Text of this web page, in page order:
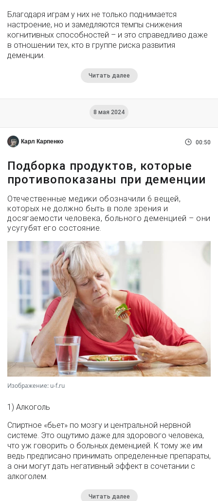
Благодаря играм у них не только поднимается
настроение, но и замедляются темпы снижения
когнитивных способностей – и это справедливо даже
в отношении тех, кто в группе риска развития
деменции.
Читать далее
8 мая 2024
Карл Карпенко 00:50
Подборка продуктов, которые
противопоказаны при деменции
Отечественные медики обозначили 6 вещей,
которых не должно быть в поле зрения и
досягаемости человека, больного деменцией – они
усугубят его состояние.
Изображение: u-f.ru
1) Алкоголь
Спиртное «бьет» по мозгу и центральной нервной
системе. Это ощутимо даже для здорового человека,
что уж говорить о больных деменцией. К тому же им
ведь предписано принимать определенные препараты,
а они могут дать негативный эффект в сочетании с
алкоголем.
Читать далее